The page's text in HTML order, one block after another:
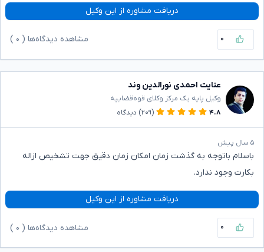
دریافت مشاوره از این وکیل
۰ مشاهده دیدگاه‌ها ( ۰
عنایت احمدی نورالدین وند
وکیل پایه یک مرکز وکلای قوه‌قضاییه
۴.۸
(۲۰۹) دیدگاه
۵ سال پیش
باسلام باتوجه به گذشت زمان امکان زمان دقیق جهت تشخیص ازاله
بکارت وجود ندارد.
دریافت مشاوره از این وکیل
۰ مشاهده دیدگاه‌ها ( ۰